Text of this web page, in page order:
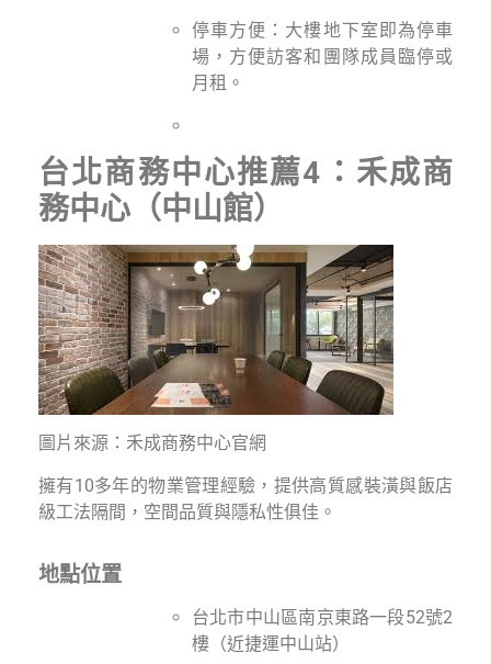
停車方便：大樓地下室即為停車
場，方便訪客和團隊成員臨停或
月租。
台北商務中心推薦4：禾成商
務中心（中山館）
圖片來源：禾成商務中心官網
擁有10多年的物業管理經驗，提供高質感裝潢與飯店
級工法隔間，空間品質與隱私性俱佳。
地點位置
台北市中山區南京東路一段52號2
樓（近捷運中山站）